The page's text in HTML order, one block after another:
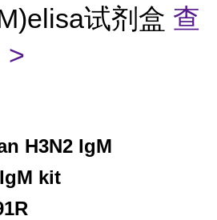
试剂盒 查
>
H3N2 IgM
kit